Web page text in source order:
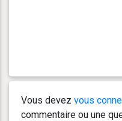
Vous devez vous
commentaire ou une